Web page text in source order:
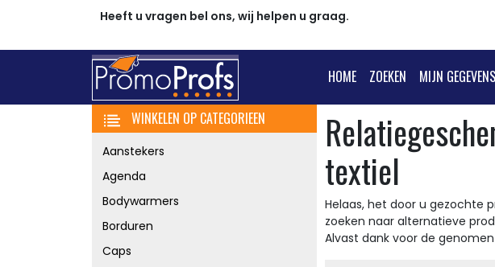
Heeft u vragen bel ons, wij helpen u graag.
HOME ZOEKEN MIJN GEGEVENS
WINKELEN OP CATEGORIEEN
Aanstekers
Agenda
Bodywarmers
Borduren
Caps
textiel
Helaas, het door u gezochte
zoeken naar alternatieve
Alvast dank voor de